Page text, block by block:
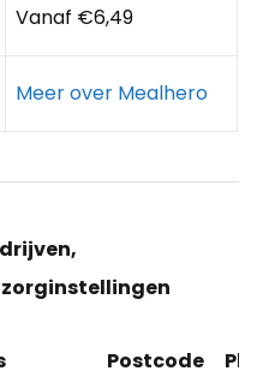
Vanaf €6,49
Meer over Mealhero
Postcode